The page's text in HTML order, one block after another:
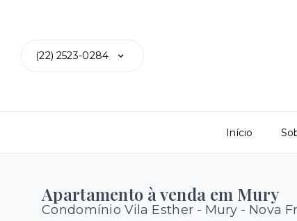
(22) 2523-0284
Início
Apartamento à venda em Mury
Condomínio Vila Esther - Mury - Nova